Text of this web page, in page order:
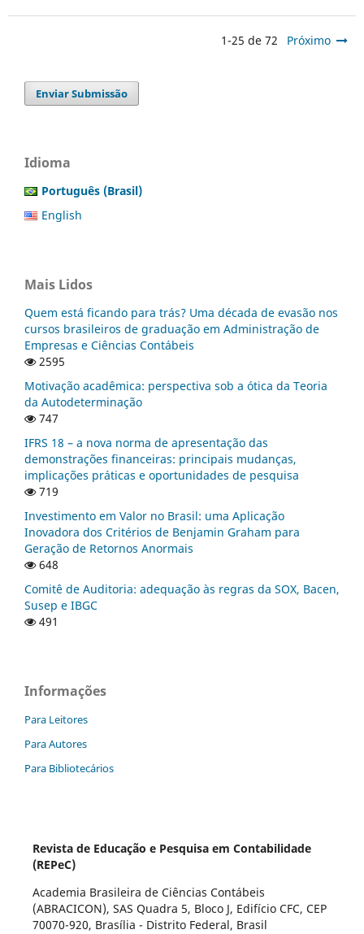
1-25 de 72 Próximo
Enviar Submissão
Idioma
Português (Brasil)
English
Mais Lidos
Quem está ficando para trás? Uma década de evasão nos
cursos brasileiros de graduação em Administração de
Empresas e Ciências Contábeis
2595
Motivação acadêmica: perspectiva sob a ótica da Teoria
da Autodeterminação
747
IFRS 18 – a nova norma de apresentação das
demonstrações financeiras: principais mudanças,
implicações práticas e oportunidades de pesquisa
719
Investimento em Valor no Brasil: uma Aplicação
Inovadora dos Critérios de Benjamin Graham para
Geração de Retornos Anormais
648
Comitê de Auditoria: adequação às regras da SOX, Bacen,
Susep e IBGC
491
Informações
Para Leitores
Para Autores
Para Bibliotecários
Revista de Educação e Pesquisa em Contabilidade
(REPeC)
Academia Brasileira de Ciências Contábeis
(ABRACICON), SAS Quadra 5, Bloco J, Edifício CFC, CEP
70070-920, Brasília - Distrito Federal, Brasil